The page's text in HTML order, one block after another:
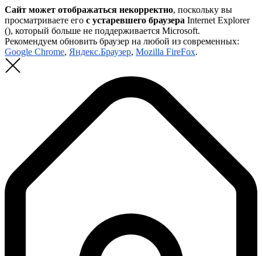
Сайт может отображаться некорректно, поскольку вы
просматриваете его с устаревшего браузера Internet Explorer
(), который больше не поддерживается Microsoft.
Рекомендуем обновить браузер на любой из современных:
Google Chrome, Яндекс.Браузер, Mozilla FireFox.